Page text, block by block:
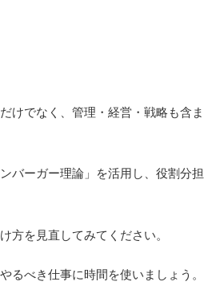
けでなく、管理・経営・戦略も含ま
バーガー理論」を活用し、役割分担
方を見直してみてください。
るべき仕事に時間を使いましょう。